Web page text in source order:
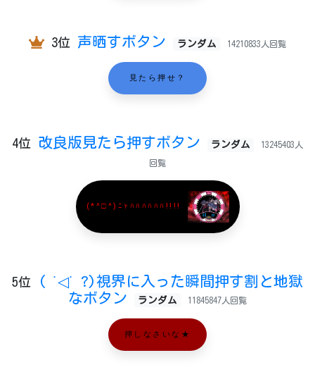
3位 声晒すボタン ランダム 14210833人回覧
見たら押せ？
4位 改良版見たら押すボタン ランダム 13245403人
回覧
(*^□^)ﾆｬﾊﾊﾊﾊﾊﾊ!!!!
5位
( ˙◁˙ ?)視界に入った瞬間押す割と地獄
なボタン
ランダム 11845847人回覧
押しなさいな★